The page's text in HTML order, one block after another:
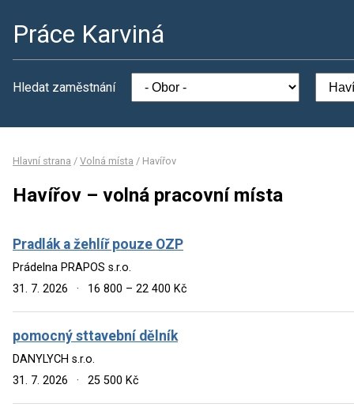
Práce Karviná
Hledat zaměstnání
Hlavní strana / Volná místa / Havířov
Havířov – volná pracovní místa
Pradlák a žehlíř pouze OZP
Prádelna PRAPOS s.r.o.
31. 7. 2026
· 16 800 – 22 400 Kč
pomocný sttavební dělník
DANYLYCH s.r.o.
31. 7. 2026
· 25 500 Kč